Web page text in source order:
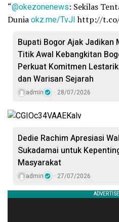
“@okezonenews: Sekilas
Duniaokz.me/TvJIhttp://t.co/
Bupati Bogor Ajak Jadikan
Titik Awal Kebangkitan
Perkuat Komitmen
dan Warisan Sejarah
admin 28/07/2026
Dedie Rachim Apresiasi
Sukadamai untuk
Masyarakat
admin 27/07/2026